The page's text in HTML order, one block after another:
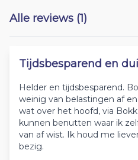
Alle reviews (1)
Tijdsbesparend en
Helder en tijdsbesparend.
weinig van belastingen af
wat over het hoofd, via
kunnen benutten waar ik
van af wist. Ik houd me
bezig.